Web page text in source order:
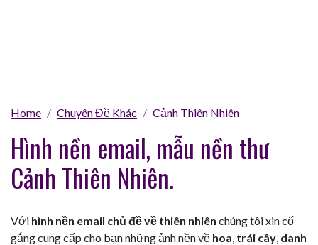
Home Chuyên Đề Khác Cảnh Thiên Nhiên
Hình nền email, mẫu nền thư
Cảnh Thiên Nhiên.
Với hình nền email chủ đề về thiên nhiên chúng tôi xin cố
gắng cung cấp cho bạn những ảnh nền về hoa, trái cây, danh